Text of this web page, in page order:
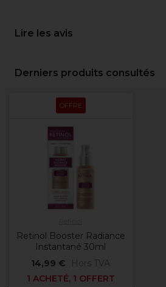
Lire les avis
Derniers produits consultés
OFFRE
Retinol Booster Radiance
Instantané 30ml
14,99 €
Hors TVA
1 ACHETÉ, 1 OFFERT